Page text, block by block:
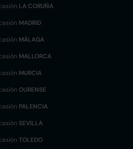
LA CORUÑA
MADRID
MÁLAGA
MALLORCA
MURCIA
OURENSE
PALENCIA
SEVILLA
TOLEDO